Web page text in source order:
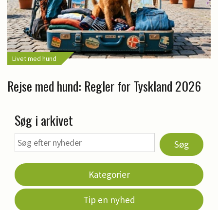
Livet med hund
Rejse med hund: Regler for Tyskland 2026
Søg i arkivet
Søg
Kategorier
Tip en nyhed